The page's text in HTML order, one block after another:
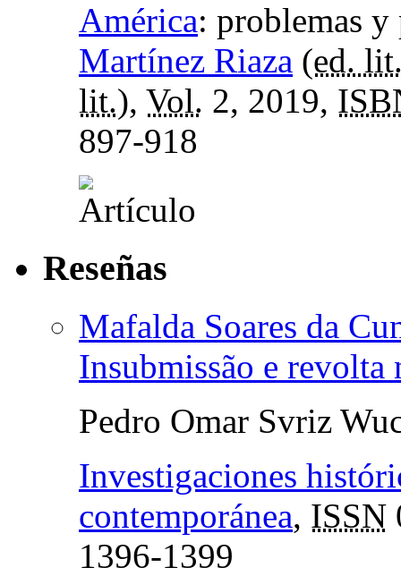
América: problemas
Martínez Riaza (ed.
lit.), Vol. 2, 2019,
897-918
Reseñas
Mafalda Soares da
Insubmissão e
Pedro Omar Svriz
Investigaciones
contemporánea, ISSN
1396-1399